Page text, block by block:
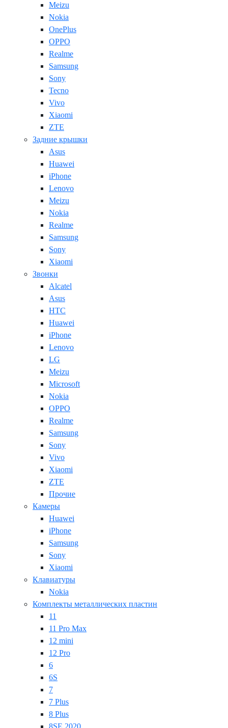
Meizu
Nokia
OnePlus
OPPO
Realme
Samsung
Sony
Tecno
Vivo
Xiaomi
ZTE
Задние крышки
Asus
Huawei
iPhone
Lenovo
Meizu
Nokia
Realme
Samsung
Sony
Xiaomi
Звонки
Alcatel
Asus
HTC
Huawei
iPhone
Lenovo
LG
Meizu
Microsoft
Nokia
OPPO
Realme
Samsung
Sony
Vivo
Xiaomi
ZTE
Прочие
Камеры
Huawei
iPhone
Samsung
Sony
Xiaomi
Клавиатуры
Nokia
Комплекты металлических пластин
11
11 Pro Max
12 mini
12 Pro
6
6S
7
7 Plus
8 Plus